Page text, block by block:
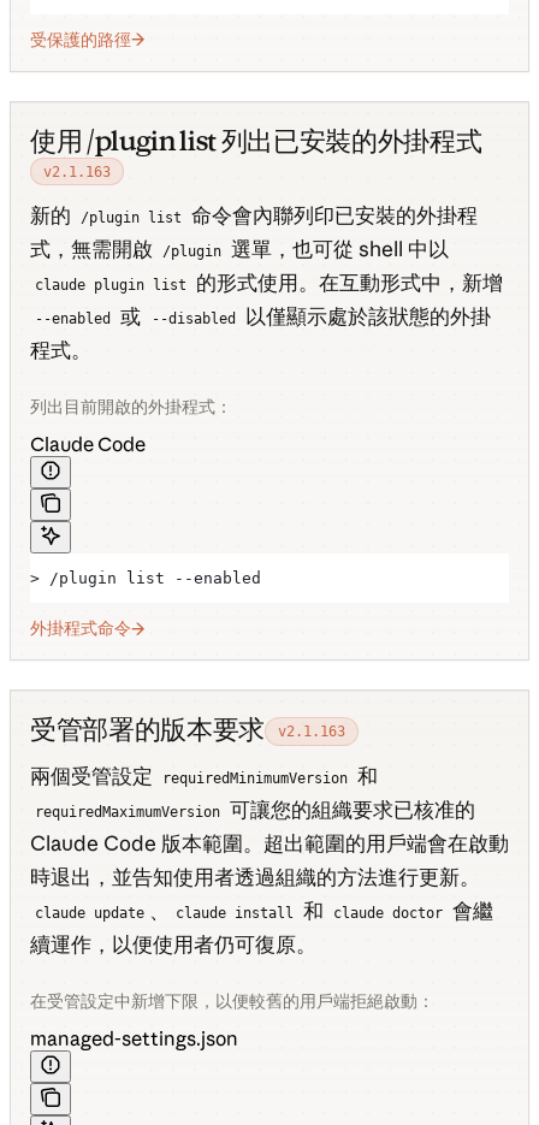
受保護的路徑
使用 /plugin list 列出已安裝的外掛程式
v2.1.163
新的 /plugin list
命令會內聯列印已安裝的外掛程
式，無需開啟
/plugin 選單，也可從 shell 中以
claude plugin list 的形式使用。在互動形式中，新增
--enabled 或 --disabled
以僅顯示處於該狀態的外掛
程式。
列出目前開啟的外掛程式：
Claude Code
> /plugin list --enabled
外掛程式命令
受管部署的版本要求 v2.1.163
兩個受管設定 requiredMinimumVersion 和
requiredMaximumVersion 可讓您的組織要求已核准的
Claude Code 版本範圍。超出範圍的用戶端會在啟動
時退出，並告知使用者透過組織的方法進行更新。
claude update 、 claude install 和 claude doctor 會繼
續運作，以便使用者仍可復原。
在受管設定中新增下限，以便較舊的用戶端拒絕啟動：
managed-settings.json